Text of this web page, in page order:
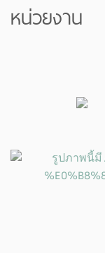
หน่วยงาน